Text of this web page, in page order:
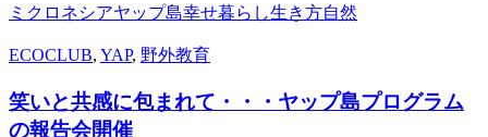
ミクロネシアヤップ島幸せ暮らし生き方自然
ECOCLUB, YAP, 野外教育
笑いと共感に包まれて・・・ヤップ島プログラム
の報告会開催